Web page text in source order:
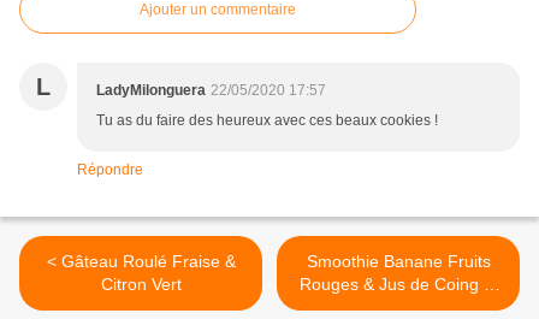
Ajouter un commentaire
L LadyMilonguera 22/05/2020 17:57
Tu as du faire des heureux avec ces beaux cookies !
Répondre
< Gâteau Roulé Fraise &
Citron Vert
Smoothie Banane Fruits
Rouges & Jus de Coing et
Raisin Blanc >